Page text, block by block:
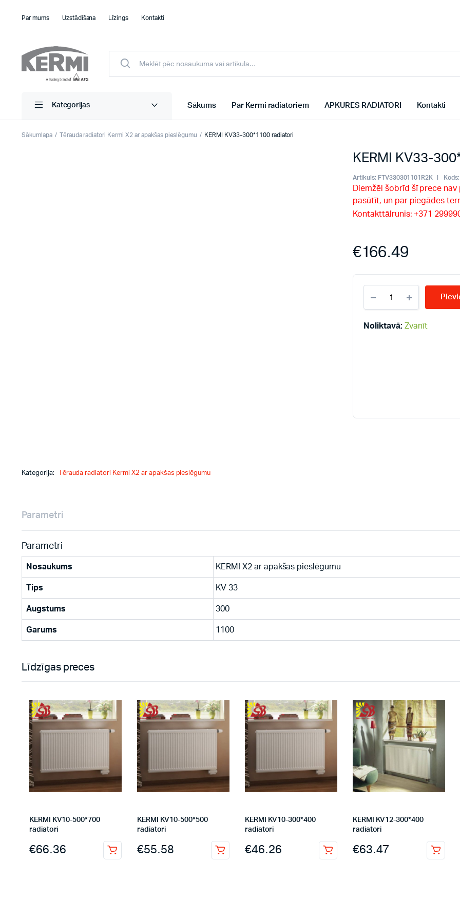
Par mums Uzstādīšana Līzings Kontakti
Kategorijas Sākums Par Kermi radiatoriem APKURES RADIATORI Kontakti
Sākumlapa Tērauda radiatori Kermi X2 ar apakšas pieslēgumu KERMI KV33-300*1100 radiatori
KERMI KV33-
Artikuls: FTV330301101R2K Kods:
Diemžēl šobrīd šī prece
pasūtīt, un par piegādes
Kontakttālrunis: +371
€166.49
KV33-
300*1100
quantity
Noliktavā: Zvanīt
Kategorija: Tērauda radiatori Kermi X2 ar apakšas pieslēgumu
Parametri
Parametri
Nosaukums KERMI X2 ar apakšas pieslēgumu
Tips KV 33
Augstums 300
Garums 1100
Līdzīgas preces
KERMI KV10-500*700
radiatori
€66.36
KERMI KV10-500*500
radiatori
€55.58
KERMI KV10-300*400
radiatori
€46.26
KERMI KV12-300*400
radiatori
€63.47